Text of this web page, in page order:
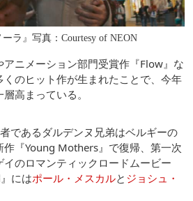
ーラ』写真：Courtesy of NEON
アニメーション部門受賞作『Flow』な
くのヒット作が生まれたことで、今年
高まっている。
であるダルデンヌ兄弟はベルギーの
『Young Mothers』で復帰、第一次
のロマンティックロードムービー
にはポール・メスカルと ジョシュ・